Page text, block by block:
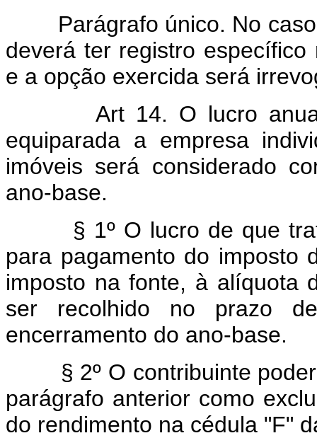
Parágrafo único. No
deverá ter registro
e a opção exercida será
Art 14. O lucro
equiparada a empresa
imóveis será considerado
ano-base.
§ 1º O lucro de que trata
para pagamento do imposto
imposto na fonte, à alíquota
ser recolhido no prazo
encerramento do ano-base.
§ 2º O contribuinte
parágrafo anterior como
do rendimento na cédula "F"